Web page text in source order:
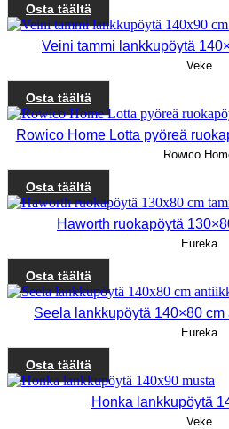
Osta täältä
Veini tammi lankkupöytä
Veke
Osta täältä
Rowico Home Lotta pyöreä
Rowico
Osta täältä
Haworth ruokapöytä
Eureka
Osta täältä
Seela lankkupöytä 140×80
Eureka
Osta täältä
Honka lankkupöytä
Veke